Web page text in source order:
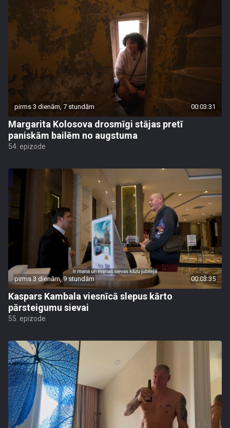
pirms 3 dienām, 7 stundām 00:03:31
Margarita Kolosova drosmīgi stājas pretī
paniskām bailēm no augstuma
54. epizode
pirms 3 dienām, 9 stundām 00:03:35
Kaspars Kambala viesnīcā slepus kārto
pārsteigumu sievai
55. epizode